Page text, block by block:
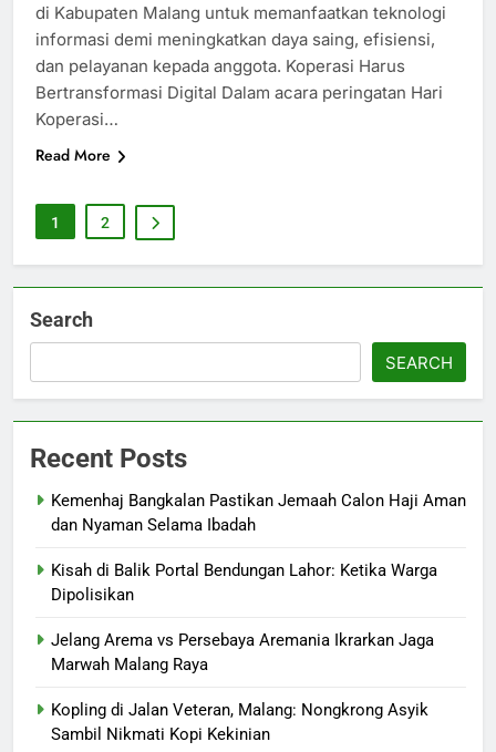
di Kabupaten Malang untuk memanfaatkan teknologi
informasi demi meningkatkan daya saing, efisiensi,
dan pelayanan kepada anggota. Koperasi Harus
Bertransformasi Digital Dalam acara peringatan Hari
Koperasi…
Read More
1 2
Search
SEARCH
Recent Posts
Kemenhaj Bangkalan Pastikan Jemaah Calon Haji Aman
dan Nyaman Selama Ibadah
Kisah di Balik Portal Bendungan Lahor: Ketika Warga
Dipolisikan
Jelang Arema vs Persebaya Aremania Ikrarkan Jaga
Marwah Malang Raya
Kopling di Jalan Veteran, Malang: Nongkrong Asyik
Sambil Nikmati Kopi Kekinian